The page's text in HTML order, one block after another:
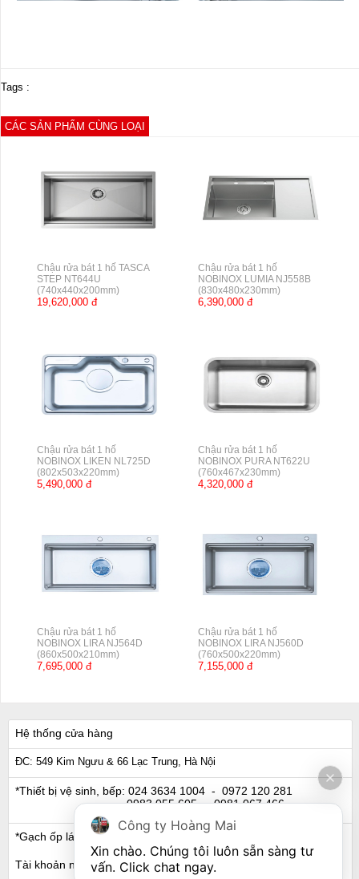
Tags :
CÁC SẢN PHẨM CÙNG LOẠI
Chậu rửa bát 1 hố TASCA
STEP NT644U
(740x440x200mm)
19,620,000 đ
Chậu rửa bát 1 hố
NOBINOX LUMIA NJ558B
(830x480x230mm)
6,390,000 đ
Chậu rửa bát 1 hố
NOBINOX LIKEN NL725D
(802x503x220mm)
5,490,000 đ
Chậu rửa bát 1 hố
NOBINOX PURA NT622U
(760x467x230mm)
4,320,000 đ
Chậu rửa bát 1 hố
NOBINOX LIRA NJ564D
(860x500x210mm)
7,695,000 đ
Chậu rửa bát 1 hố
NOBINOX LIRA NJ560D
(760x500x220mm)
7,155,000 đ
Hệ thống cửa hàng
ĐC: 549 Kim Ngưu & 66 Lạc Trung, Hà Nội
*Thiết bị vệ sinh, bếp: 024 3634 1004 - 0972 120 281
0983 055 605- 0981 067 466
*Gạch ốp lát, Ngói: 024 3632 0280 - 0911 441 066
Tài khoản ngân hàng
Công ty Hoàng Mai
Xin chào. Chúng tôi luôn sẵn sàng tư
vấn. Click chat ngay.